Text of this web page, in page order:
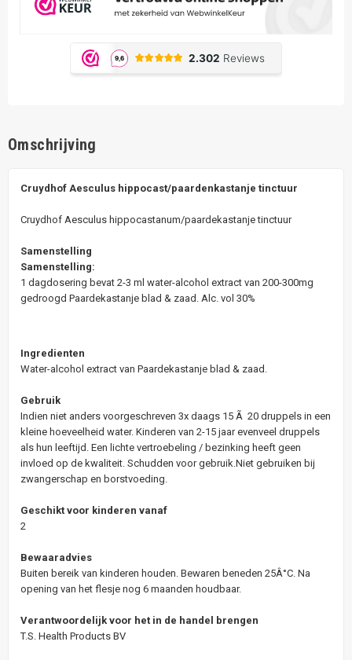
Omschrijving
Cruydhof Aesculus hippocast/paardenkastanje tinctuur
Cruydhof Aesculus hippocastanum/paardekastanje tinctuur
Samenstelling
Samenstelling:
1 dagdosering bevat 2-3 ml water-alcohol extract van 200-300mg
gedroogd Paardekastanje blad & zaad. Alc. vol 30%
Ingredienten
Water-alcohol extract van Paardekastanje blad & zaad.
Gebruik
Indien niet anders voorgeschreven 3x daags 15 Ã 20 druppels in een
kleine hoeveelheid water. Kinderen van 2-15 jaar evenveel druppels
als hun leeftijd. Een lichte vertroebeling / bezinking heeft geen
invloed op de kwaliteit. Schudden voor gebruik.Niet gebruiken bij
zwangerschap en borstvoeding.
Geschikt voor kinderen vanaf
2
Bewaaradvies
Buiten bereik van kinderen houden. Bewaren beneden 25Â°C. Na
opening van het flesje nog 6 maanden houdbaar.
Verantwoordelijk voor het in de handel brengen
T.S. Health Products BV